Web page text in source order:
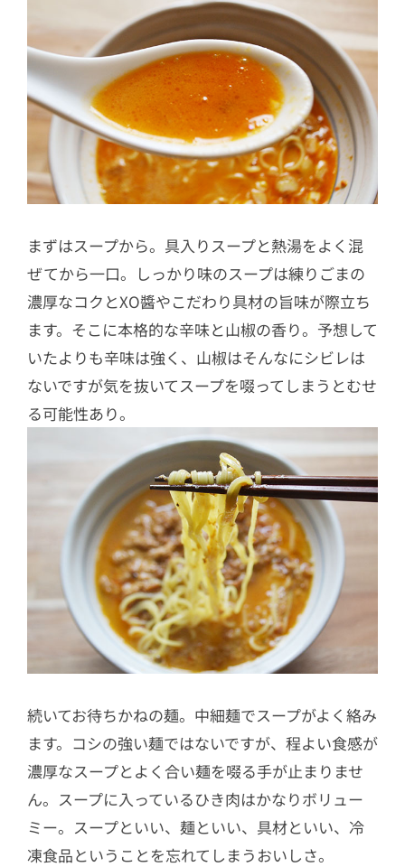
まずはスープから。具入りスープと熱湯をよく混
ぜてから一口。しっかり味のスープは練りごまの
濃厚なコクとXO醬やこだわり具材の旨味が際立ち
ます。そこに本格的な辛味と山椒の香り。予想して
いたよりも辛味は強く、山椒はそんなにシビレは
ないですが気を抜いてスープを啜ってしまうとむせ
る可能性あり。
続いてお待ちかねの麺。中細麺でスープがよく絡み
ます。コシの強い麺ではないですが、程よい食感が
濃厚なスープとよく合い麺を啜る手が止まりませ
ん。スープに入っているひき肉はかなりボリュー
ミー。スープといい、麺といい、具材といい、冷
凍食品ということを忘れてしまうおいしさ。